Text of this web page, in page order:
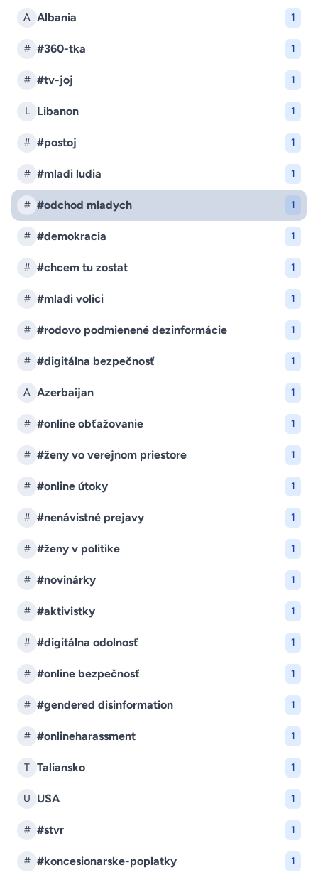
A Albania 1
# #360-tka 1
# #tv-joj 1
L Libanon 1
# #postoj 1
# #mladi ludia 1
# #odchod mladych 1
# #demokracia 1
# #chcem tu zostat 1
# #mladi volici 1
# #rodovo podmienené dezinformácie 1
# #digitálna bezpečnosť 1
A Azerbaijan 1
# #online obťažovanie 1
# #ženy vo verejnom priestore 1
# #online útoky 1
# #nenávistné prejavy 1
# #ženy v politike 1
# #novinárky 1
# #aktivistky 1
# #digitálna odolnosť 1
# #online bezpečnosť 1
# #gendered disinformation 1
# #onlineharassment 1
T Taliansko 1
U USA 1
# #stvr 1
# #koncesionarske-poplatky 1